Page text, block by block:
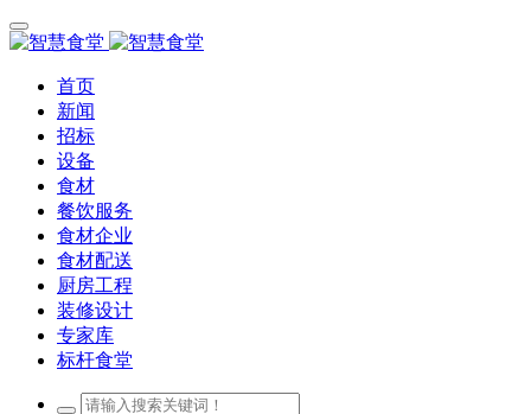
首页
新闻
招标
设备
食材
餐饮服务
食材企业
食材配送
厨房工程
装修设计
专家库
标杆食堂